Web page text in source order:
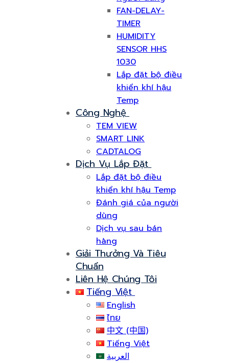
FAN-DELAY-
TIMER
HUMIDITY
SENSOR HHS
1030
Lắp đặt bộ điều
khiển khí hậu
Temp
Công Nghệ
TEM VIEW
SMART LINK
CADTALOG
Dịch Vụ Lắp Đặt
Lắp đặt bộ điều
khiển khí hậu Temp
Đánh giá của người
dùng
Dịch vụ sau bán
hàng
Giải Thưởng Và Tiêu
Chuẩn
Liên Hệ Chúng Tôi
Tiếng Việt
English
ไทย
中文 (中国)
Tiếng Việt
العربية